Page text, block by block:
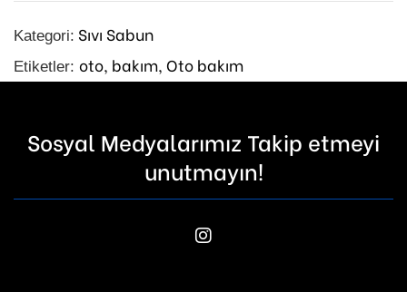
Kategori: Sıvı Sabun
Etiketler: oto, bakım, Oto bakım
Sosyal Medyalarımız Takip etmeyi
unutmayın!